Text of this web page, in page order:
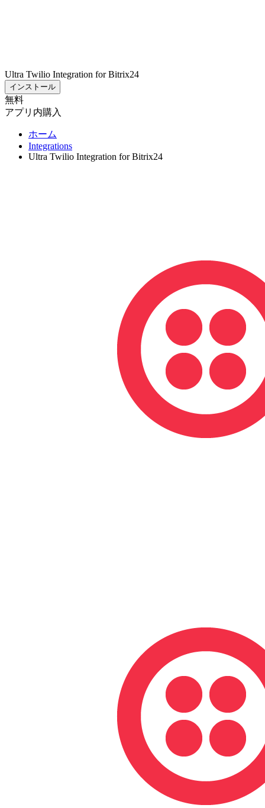
Ultra Twilio Integration for Bitrix24
インストール
無料
アプリ内購入
ホーム
Integrations
Ultra Twilio Integration for Bitrix24